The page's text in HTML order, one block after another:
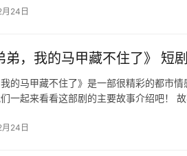
24日
弟，我的马甲藏不住了》 短
我的马甲藏不住了》是一部很精彩的都市
一起来看看这部剧的主要故事介绍吧！
24日